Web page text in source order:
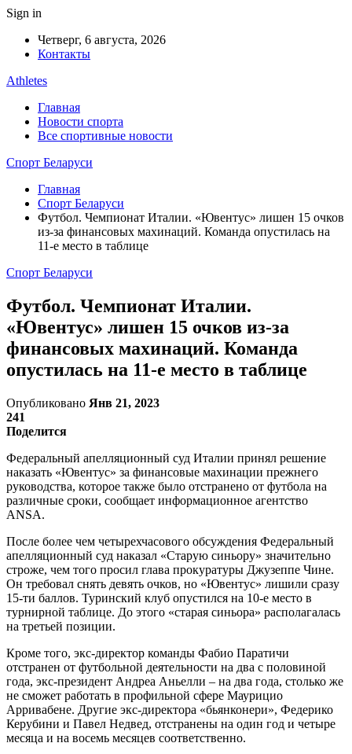
Sign in
Четверг, 6 августа, 2026
Контакты
Athletes
Главная
Новости спорта
Все спортивные новости
Спорт Беларуси
Главная
Спорт Беларуси
Футбол. Чемпионат Италии. «Ювентус» лишен 15 очков
из-за финансовых махинаций. Команда опустилась на
11-е место в таблице
Спорт Беларуси
Футбол. Чемпионат Италии.
«Ювентус» лишен 15 очков из-за
финансовых махинаций. Команда
опустилась на 11-е место в таблице
Опубликовано Янв 21, 2023
241
Поделится
Федеральный апелляционный суд Италии принял решение
наказать «Ювентус» за финансовые махинации прежнего
руководства, которое также было отстранено от футбола на
различные сроки, сообщает информационное агентство
АNSA.
После более чем четырехчасового обсуждения Федеральный
апелляционный суд наказал «Старую синьору» значительно
строже, чем того просил глава прокуратуры Джузеппе Чине.
Он требовал снять девять очков, но «Ювентус» лишили сразу
15-ти баллов. Туринский клуб опустился на 10-е место в
турнирной таблице. До этого «старая синьора» располагалась
на третьей позиции.
Кроме того, экс-директор команды Фабио Паратичи
отстранен от футбольной деятельности на два с половиной
года, экс-президент Андреа Аньелли – на два года, столько же
не сможет работать в профильной сфере Маурицио
Арривабене. Другие экс-директора «бьянконери», Федерико
Керубини и Павел Недвед, отстранены на один год и четыре
месяца и на восемь месяцев соответственно.